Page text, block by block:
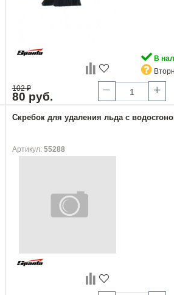
В
102₽
80 руб.
Скребок для удаления льда с
Артикул: 55288